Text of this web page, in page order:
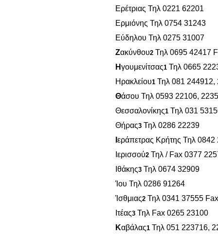
Ερέτριας Τηλ 0221 62201
Ερμιόνης Τηλ 0754 31243
Εύδηλου Τηλ 0275 31007
Ζακύνθου2 Τηλ 0695 42417
Ηγουμενίτσας1 Τηλ 0665
Ηρακλείου1 Τηλ 081
Θάσου Τηλ 0593 22106,
Θεσσαλονίκης1 Τηλ 031
Θήρας3 Τηλ 0286 22239
εράπετρας Κρήτης Τηλ 0842
Ιερισσού2 Τηλ / Fax 0377
Ιθάκης3 Τηλ 0674 32909
Ίου Τηλ 0286 91264
Ίσθμιας2 Τηλ 0341 37555
Ιτέας3 Τηλ Fax 0265 23100
Καβάλας1 Τηλ 051 223716,